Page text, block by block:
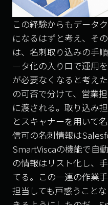
この経験からもデータ
になるはずと考え、そ
は、名刺取り込みの手
ータ化の入り口で運用
が必要なくなると考え
の可否で分けて、営業
に渡される。取り込み
とスキャナーを用いて
信可の名刺情報は
SmartViscaの機能で自
の情報はリスト化し、
てる。この一連の作業
担当しても戸惑うこと